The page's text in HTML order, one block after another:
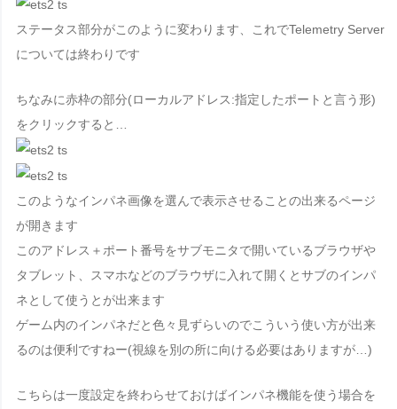
ステータス部分がこのように変わります、これでTelemetry Server
については終わりです
ちなみに赤枠の部分(ローカルアドレス:指定したポートと言う形)
をクリックすると…
このようなインパネ画像を選んで表示させることの出来るページ
が開きます
このアドレス＋ポート番号をサブモニタで開いているブラウザや
タブレット、スマホなどのブラウザに入れて開くとサブのインパ
ネとして使うとが出来ます
ゲーム内のインパネだと色々見ずらいのでこういう使い方が出来
るのは便利ですねー(視線を別の所に向ける必要はありますが…)
こちらは一度設定を終わらせておけばインパネ機能を使う場合を